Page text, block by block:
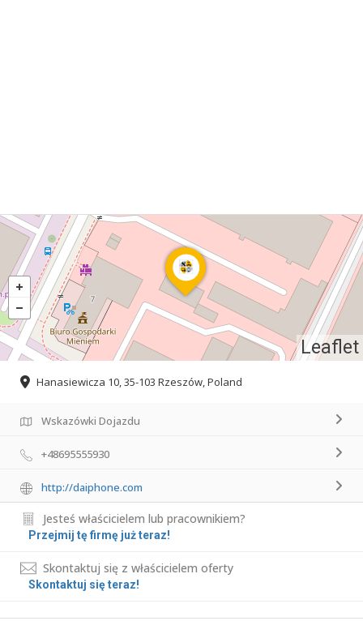
Leaflet
Hanasiewicza 10, 35-103 Rzeszów, Poland
Wskazówki Dojazdu
+48695555930
http://daiphone.com
Jesteś właścicielem lub pracownikiem?
Przejmij tę firmę już teraz!
Skontaktuj się z właścicielem oferty
Skontaktuj się teraz!